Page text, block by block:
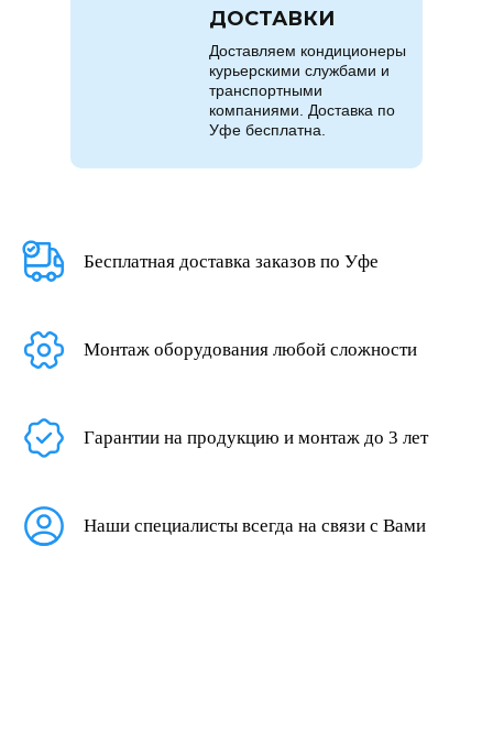
Доставляем кондиционеры
курьерскими службами и
транспортными
компаниями. Доставка по
Уфе бесплатна.
ДОСТАВКИ
Бесплатная доставка заказов по Уфе
Монтаж оборудования любой сложности
Гарантии на продукцию и монтаж до 3 лет
Наши специалисты всегда на связи с Вами